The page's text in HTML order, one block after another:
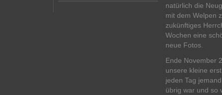
natürlich die
mit dem Welpen
zukünftiges
Wochen eine
neue Fotos.
Ende November
unsere kleine
jeden Tag
übrig war und so